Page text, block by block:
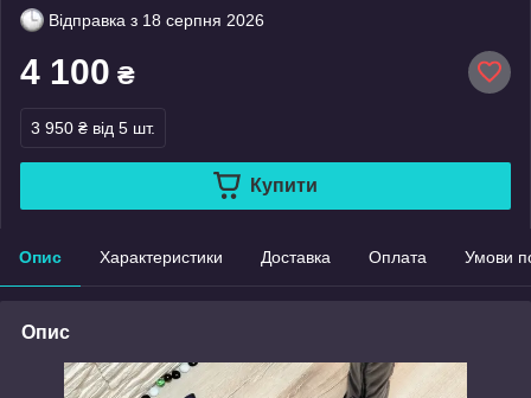
Відправка з 18 серпня 2026
4 100 ₴
3 950 ₴ від 5 шт.
Купити
Опис Характеристики Доставка Оплата Умови
Опис